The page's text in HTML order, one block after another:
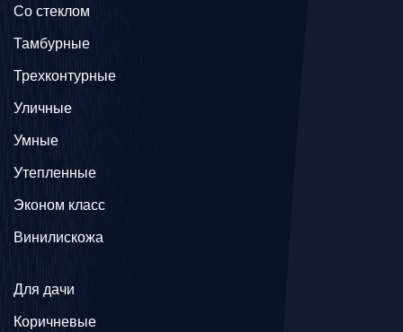
Со стеклом
Тамбурные
Трехконтурные
Уличные
Умные
Утепленные
Эконом класс
Винилискожа
Для дачи
Коричневые